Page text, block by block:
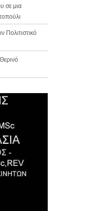
σε μια
Πολιτιστικό